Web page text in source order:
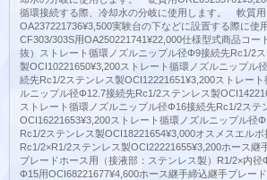
循環接続する際、冷却水の分岐に使用します。 軟質用
OA237221736¥3,500実験台の下などに設置する際に使
CF303/303S用OA250221741¥22,000仕様型式商品コー
抜）ストレート循環ノズルニップル径Φ9接続先Rc1/2ス
製OCI10221650¥3,200ストレート循環ノズルニップル
続先Rc1/2ステンレス製OCI12221651¥3,200ストレート
ルニップル径Φ12.7接続先Rc1/2ステンレス製
ストレート循環ノズルニップル径Φ16接続先Rc1/2ステ
OCI16221653¥3,200ストレート循環ノズルニップル径
Rc1/2ステンレス製OCI18221654¥3,000オスメスエルボ
Rc1/2×R1/2ステンレス製OCI22221655¥3,200ホース継
ブレードホース⽤（接液部：ステンレス製）R1/2×内径
Φ15⽤OCI68221677¥4,600ホース継⼿締込継⼿ブレー